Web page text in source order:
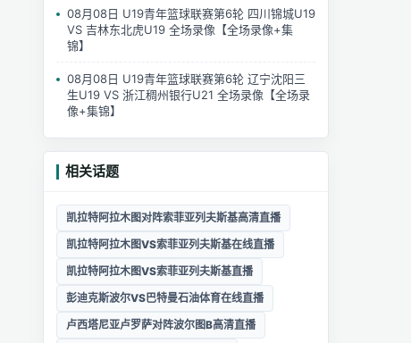
08月08日 U19青年篮球联赛第6轮 四川锦城U19
VS 吉林东北虎U19 全场录像【全场录像+集
锦】
08月08日 U19青年篮球联赛第6轮 辽宁沈阳三
生U19 VS 浙江稠州银行U21 全场录像【全场录
像+集锦】
相关话题
凯拉特阿拉木图对阵索菲亚列夫斯基高清直播
凯拉特阿拉木图VS索菲亚列夫斯基在线直播
凯拉特阿拉木图VS索菲亚列夫斯基直播
彭迪克斯波尔VS巴特曼石油体育在线直播
卢西塔尼亚卢罗萨对阵波尔图B高清直播